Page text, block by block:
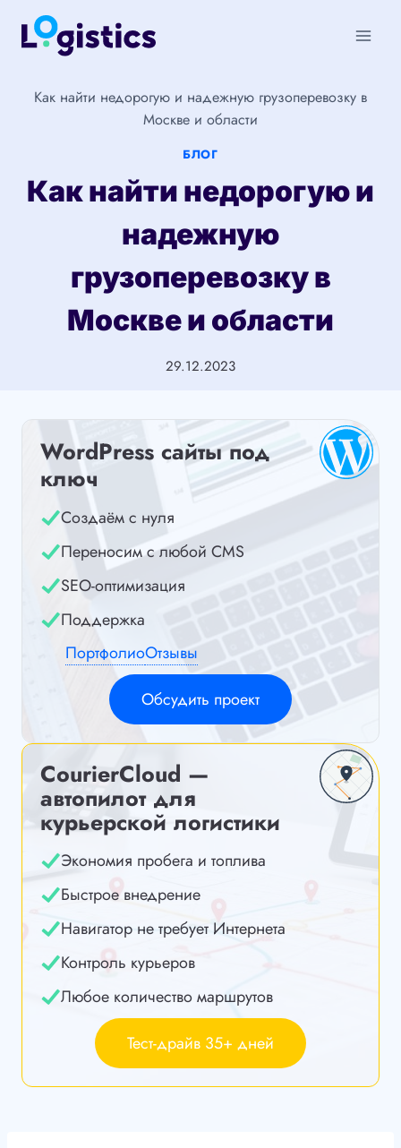
Перейти
Как найти недорогую и надежную грузоперевозку в
Москве и области
БЛОГ
Как найти недорогую и
надежную
грузоперевозку в
Москве и области
29.12.2023
WordPress сайты под
ключ
Создаём с нуля
Переносим с любой CMS
SEO-оптимизация
Поддержка
ПортфолиоОтзывы
Обсудить проект
CourierCloud —
автопилот для
курьерской логистики
Экономия пробега и топлива
Быстрое внедрение
Навигатор не требует Интернета
Контроль курьеров
Любое количество маршрутов
Тест-драйв 35+ дней